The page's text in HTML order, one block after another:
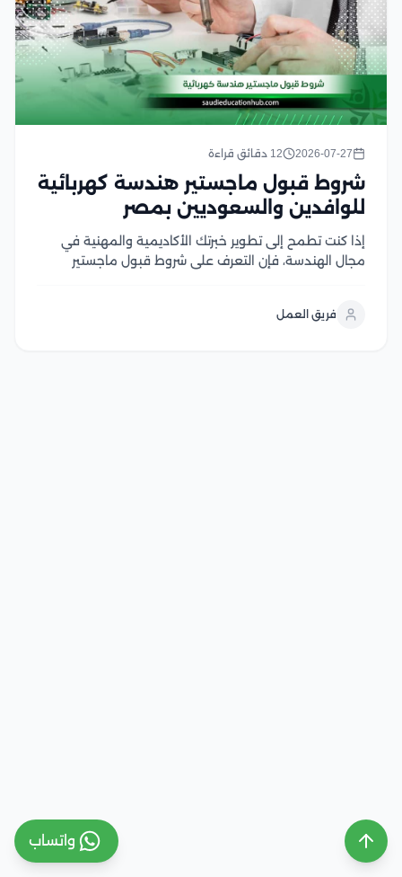
2026-07-27 12 دقائق قراءة
شروط قبول ماجستير هندسة كهربائية
للوافدين والسعوديين بمصر
إذا كنت تطمح إلى تطوير خبرتك الأكاديمية والمهنية في
مجال الهندسة، فإن التعرف على شروط قبول ماجستير
متقدمة تجمع بين الجانب الأكاديمي والتطبيقي، مع...
فريق العمل
واتساب